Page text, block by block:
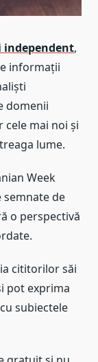
independent,
informații
domenii
mai noi și
lume.
Week
de
o perspectivă
cititorilor săi
pot exprima
subiectele